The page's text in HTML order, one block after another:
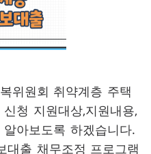
위원회 취약계층 주택
청 지원대상,지원내용,
아보도록 하겠습니다.
대출 채무조정 프로그램